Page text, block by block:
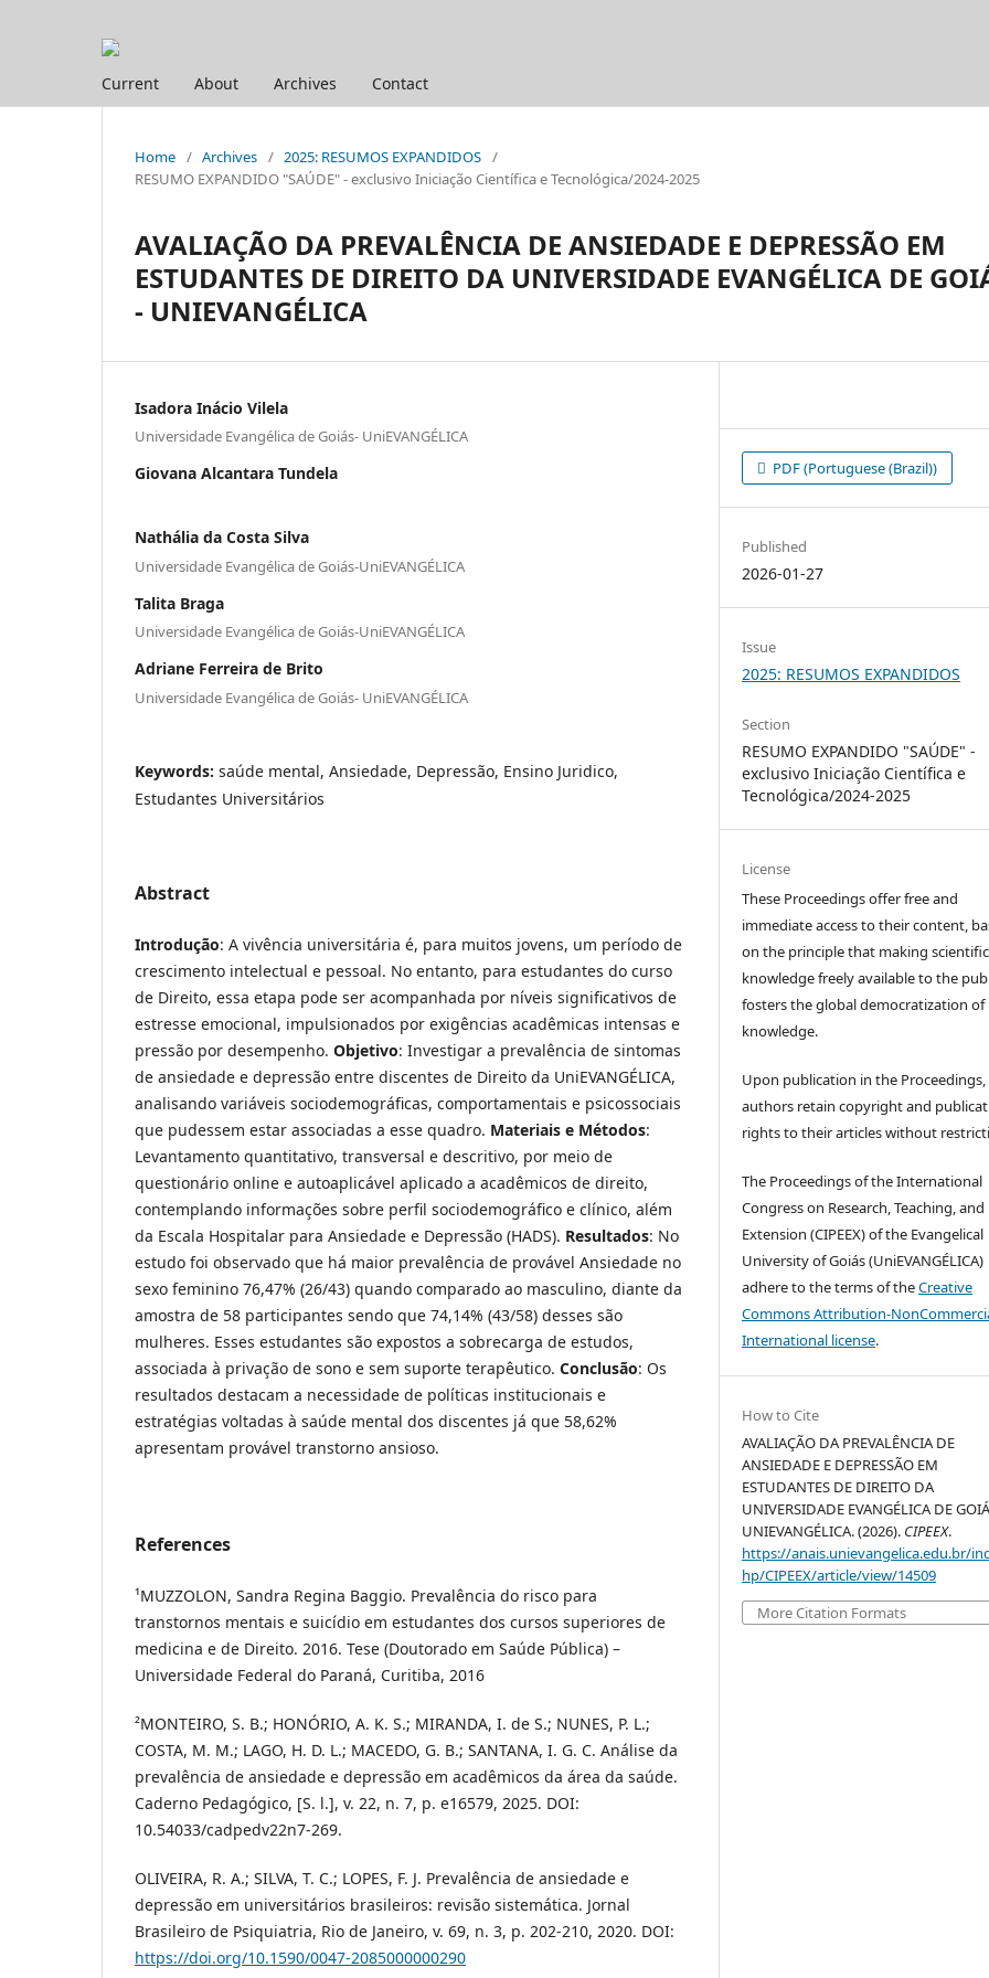
Current About Archives Contact
Home / Archives / 2025: RESUMOS EXPANDIDOS /
RESUMO EXPANDIDO "SAÚDE" - exclusivo Iniciação Científica e Tecnológica/2024-2025
AVALIAÇÃO DA PREVALÊNCIA DE ANSIEDADE E DEPRESSÃO EM
ESTUDANTES DE DIREITO DA UNIVERSIDADE EVANGÉLICA DE
- UNIEVANGÉLICA
Isadora Inácio Vilela
Universidade Evangélica de Goiás- UniEVANGÉLICA
Giovana Alcantara Tundela
Nathália da Costa Silva
Universidade Evangélica de Goiás-UniEVANGÉLICA
Talita Braga
Universidade Evangélica de Goiás-UniEVANGÉLICA
Adriane Ferreira de Brito
Universidade Evangélica de Goiás- UniEVANGÉLICA
Keywords: saúde mental, Ansiedade, Depressão, Ensino Juridico,
Estudantes Universitários
Abstract
Introdução: A vivência universitária é, para muitos jovens, um período de
crescimento intelectual e pessoal. No entanto, para estudantes do curso
de Direito, essa etapa pode ser acompanhada por níveis significativos de
estresse emocional, impulsionados por exigências acadêmicas intensas e
pressão por desempenho. Objetivo: Investigar a prevalência de sintomas
de ansiedade e depressão entre discentes de Direito da UniEVANGÉLICA,
analisando variáveis sociodemográficas, comportamentais e psicossociais
que pudessem estar associadas a esse quadro. Materiais e Métodos:
Levantamento quantitativo, transversal e descritivo, por meio de
questionário online e autoaplicável aplicado a acadêmicos de direito,
contemplando informações sobre perfil sociodemográfico e clínico, além
da Escala Hospitalar para Ansiedade e Depressão (HADS). Resultados: No
estudo foi observado que há maior prevalência de provável Ansiedade no
sexo feminino 76,47% (26/43) quando comparado ao masculino, diante da
amostra de 58 participantes sendo que 74,14% (43/58) desses são
mulheres. Esses estudantes são expostos a sobrecarga de estudos,
associada à privação de sono e sem suporte terapêutico. Conclusão: Os
resultados destacam a necessidade de políticas institucionais e
estratégias voltadas à saúde mental dos discentes já que 58,62%
apresentam provável transtorno ansioso.
References
¹MUZZOLON, Sandra Regina Baggio. Prevalência do risco para
transtornos mentais e suicídio em estudantes dos cursos superiores de
medicina e de Direito. 2016. Tese (Doutorado em Saúde Pública) –
Universidade Federal do Paraná, Curitiba, 2016
²MONTEIRO, S. B.; HONÓRIO, A. K. S.; MIRANDA, I. de S.; NUNES, P. L.;
COSTA, M. M.; LAGO, H. D. L.; MACEDO, G. B.; SANTANA, I. G. C. Análise da
prevalência de ansiedade e depressão em acadêmicos da área da saúde.
Caderno Pedagógico, [S. l.], v. 22, n. 7, p. e16579, 2025. DOI:
10.54033/cadpedv22n7-269.
OLIVEIRA, R. A.; SILVA, T. C.; LOPES, F. J. Prevalência de ansiedade e
depressão em universitários brasileiros: revisão sistemática. Jornal
Brasileiro de Psiquiatria, Rio de Janeiro, v. 69, n. 3, p. 202-210, 2020. DOI:
https://doi.org/10.1590/0047-2085000000290
PDF (Portuguese (Brazil))
Published
2026-01-27
Issue
2025: RESUMOS EXPANDIDOS
Section
RESUMO EXPANDIDO "SAÚDE" -
exclusivo Iniciação Científica e
Tecnológica/2024-2025
License
These Proceedings offer free and
immediate access to their content,
on the principle that making scientific
knowledge freely available to the
fosters the global democratization of
knowledge.
Upon publication in the Proceedings,
authors retain copyright and
rights to their articles without
The Proceedings of the International
Congress on Research, Teaching, and
Extension (CIPEEX) of the Evangelical
University of Goiás (UniEVANGÉLICA)
adhere to the terms of theCreative
Commons Attribution-
International license.
How to Cite
AVALIAÇÃO DA PREVALÊNCIA DE
ANSIEDADE E DEPRESSÃO EM
ESTUDANTES DE DIREITO DA
UNIVERSIDADE EVANGÉLICA DE
UNIEVANGÉLICA. (2026). CIPEEX.
https://anais.unievangelica.edu.br/
hp/CIPEEX/article/view/14509
More Citation Formats